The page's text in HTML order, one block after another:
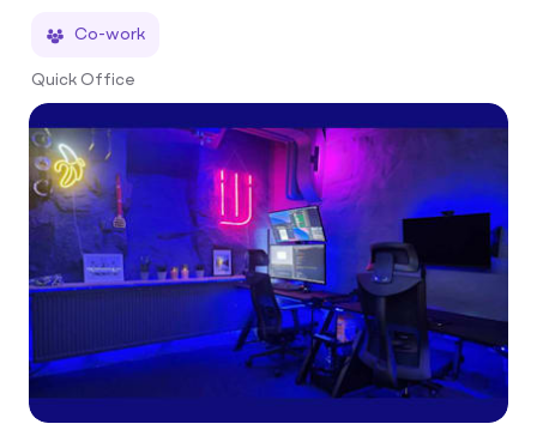
Co-work
Quick Office